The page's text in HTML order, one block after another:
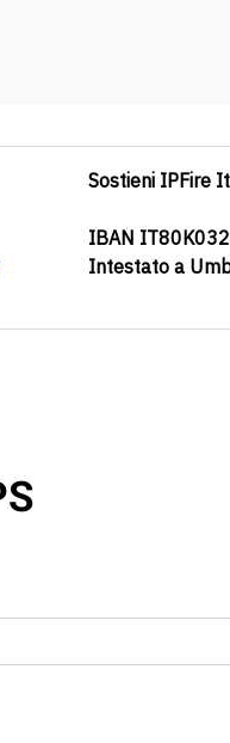
Sostieni IPFire
IBAN
Intestato a